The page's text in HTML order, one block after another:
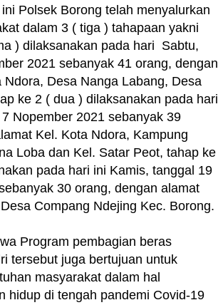
Polsek Borong telah menyalurkan
dalam 3 ( tiga ) tahapaan yakni
) dilaksanakan pada hari Sabtu,
2021 sebanyak 41 orang, dengan
Ndora, Desa Nanga Labang, Desa
ke 2 ( dua ) dilaksanakan pada hari
Nopember 2021 sebanyak 39
Kel. Kota Ndora, Kampung
Loba dan Kel. Satar Peot, tahap ke
pada hari ini Kamis, tanggal 19
30 orang, dengan alamat
Compang Ndejing Kec. Borong.
Program pembagian beras
tersebut juga bertujuan untuk
masyarakat dalam hal
hidup di tengah pandemi Covid-19